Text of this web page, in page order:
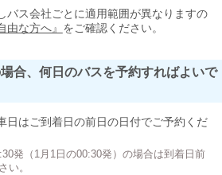
バス会社ごとに適用範囲が異なりますの
由な方へ』 をご確認ください。
合、何日のバスを予約すればよいで
日はご到着日の前日の日付でご予約くだ
発（1月1日の00:30発）の場合は到着日前
い。